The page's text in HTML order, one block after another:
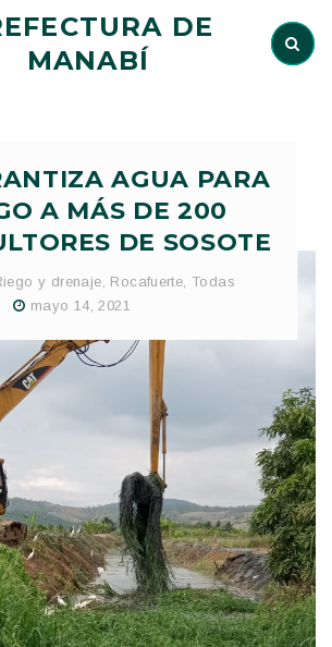
DE
MANABÍ
AGUA PARA
A MÁS DE 200
DE SOSOTE
y drenaje Rocafuerte Todas
mayo 14, 2021